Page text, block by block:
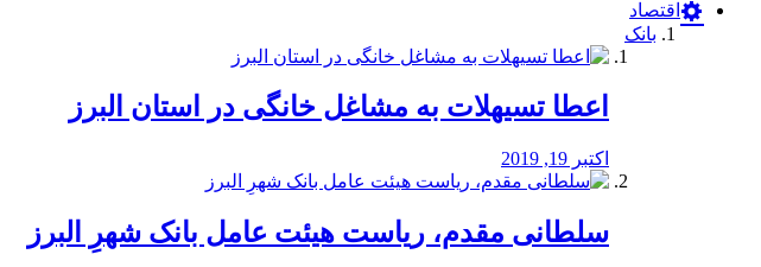
اقتصاد
بانک
️اعطا تسیهلات به مشاغل خانگی در استان البرز
اکتبر 19, 2019
سلطانی مقدم، ریاست هیئت عامل بانک شهرِ البرز